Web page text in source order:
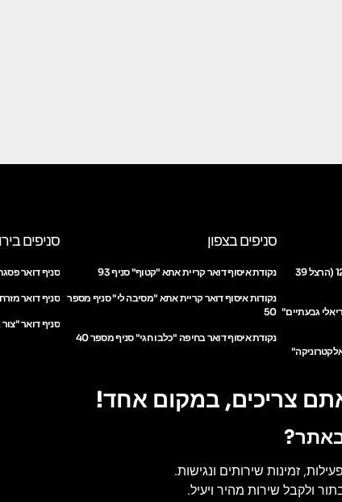
נקודת איסוף דואר "קישקושים" סניף 128 (הרצל 39
גבעתיים"
סניפים בצפון
נקודת איסוף דואר קריית אתא "קטוף" סניף 93
נקודות איסוף דואר קריית אתא "מסיבה לי" סניף מספר
50
נקודת איסוף דואר בחיפה "כלבו חגי" סניף מספר 40
סניפים
סניף דואר פסגת זאב 159
סניף דואר מזרח
סניף דואר "צור
צריכים, במקום אחד!
זמינות שירותים ונגישות.
ולקבל שירות מהיר ויעיל.